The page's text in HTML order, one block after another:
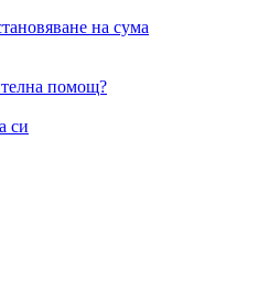
на сума
помощ?
си